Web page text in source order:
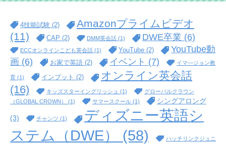
4技能試験 (2)
Amazonプライムビデオ
(11)
CAP (2) DMM英会話 (1) DWE卒業 (6)
ECCオンラインこども英会話 (1) YouTube (2)
YouTube動
画 (6) お家で英語 (2) イベント (7) イマ―ジョン教
育 (1) インプット (2)
オンライン英会話
(16)
キッズスターイングリッシュ (1)
グローバルクラウン
（GLOBAL CROWN）
(1) サマースクール (1) シングアロング
(3) チャンツ (1)
ディズニー英語シ
ステム（DWE）
(58) ハッチリンクジュニ